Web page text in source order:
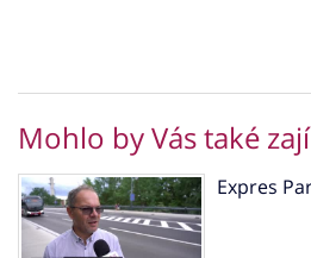
Mohlo by Vás také
Expres